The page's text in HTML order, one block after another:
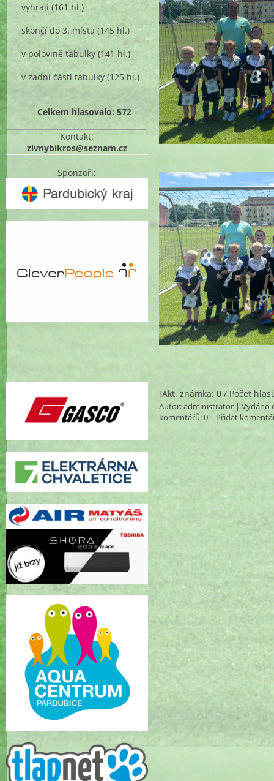
vyhrají (161 hl.)
skončí do 3. místa (145 hl.)
v polovině tabulky (141 hl.)
v zadní části tabulky (125 hl.)
Celkem hlasovalo: 572
Kontakt:
zivnybikros@seznam.cz
Sponzoři:
[Akt. známka: 0 / Počet
Autor:administrator| Vydáno
komentářů: 0 | Přidat